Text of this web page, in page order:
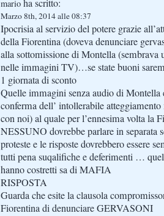
mario ha scritto:
Marzo 8th, 2014 alle 08:37
Ipocrisia al servizio del potere grazie
della Fiorentina (doveva denunciare
alla sottomissione di Montella (sembrava
nelle immagini TV)…se state buoni
1 giornata di sconto
Quelle immagini senza audio di Montella
conferma dell’ intollerabile
con noi) al quale per l’ennesima volta la
NESSUNO dovrebbe parlare in separata
proteste e le risposte dovrebbero essere
tutti pena suqalifiche e deferimenti …
hanno costretti sa di MAFIA
RISPOSTA
Guarda che esite la clausola
Fiorentina di denunciare GERVASONI